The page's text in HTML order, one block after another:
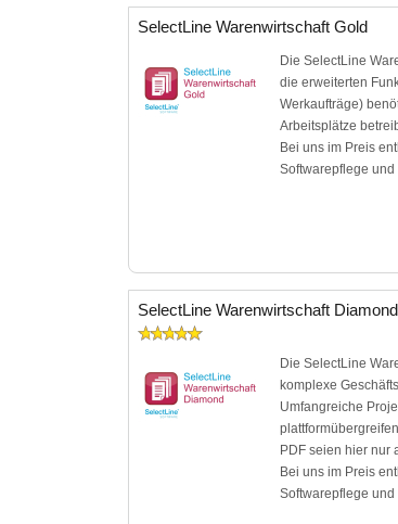
SelectLine Warenwirtschaft Gold
Die SelectLine
die erweiterten
Werkaufträge)
Arbeitsplätze
Bei uns im Preis
Softwarepflege
SelectLine Warenwirtschaft Diamond
Die SelectLine
komplexe
Umfangreiche
PDF seien hier nur
Bei uns im Preis
Softwarepflege